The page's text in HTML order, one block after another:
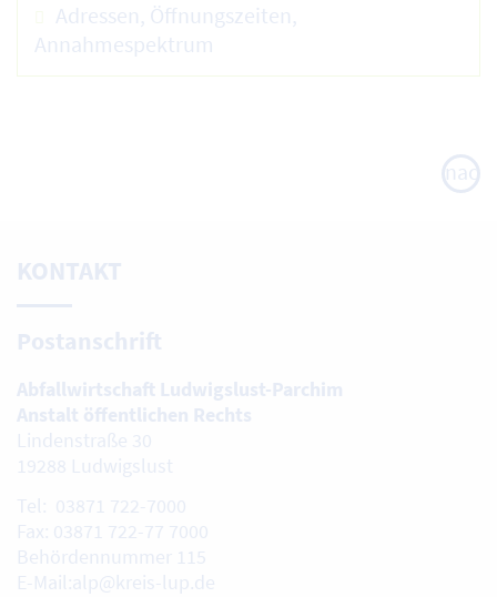
Adressen, Öffnungszeiten,
Annahmespektrum
nach
oben
KONTAKT
Postanschrift
Abfallwirtschaft Ludwigslust-Parchim
Anstalt öffentlichen Rechts
Lindenstraße 30
19288 Ludwigslust
Tel: 03871 722-7000
Fax: 03871 722-77 7000
Behördennummer 115
E-Mail:alp@kreis-lup.de